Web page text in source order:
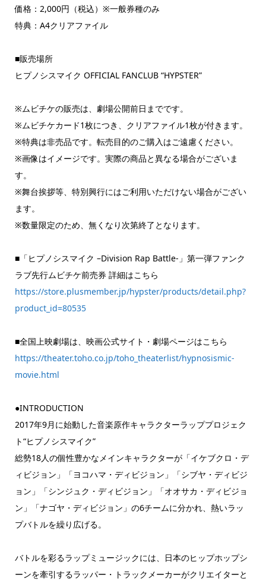
価格：2,000円（税込）※一般券種のみ
特典：A4クリアファイル
■販売場所
ヒプノシスマイク OFFICIAL FANCLUB “HYPSTER”
※ムビチケの販売は、劇場公開前日までです。
※ムビチケカード1枚につき、クリアファイル1枚が付きます。
※特典は非売品です。転売目的のご購入はご遠慮ください。
※画像はイメージです。実際の商品と異なる場合がございま
す。
※舞台挨拶等、特別興行にはご利用いただけない場合がござい
ます。
※数量限定のため、無くなり次第終了となります。
■「ヒプノシスマイク –Division Rap Battle-」第一弾ファンク
ラブ先行ムビチケ前売券 詳細はこちら
https://store.plusmember.jp/hypster/products/detail.php?
product_id=80535
■全国上映劇場は、映画公式サイト・劇場ページはこちら
https://theater.toho.co.jp/toho_theaterlist/hypnosismic-
movie.html
●INTRODUCTION
2017年9月に始動した音楽原作キャラクターラッププロジェク
ト“ヒプノシスマイク”
総勢18人の個性豊かなメインキャラクターが「イケブクロ・デ
ィビジョン」「ヨコハマ・ディビジョン」「シブヤ・ディビジ
ョン」「シンジュク・ディビジョン」「オオサカ・ディビジョ
ン」「ナゴヤ・ディビジョン」の6チームに分かれ、熱いラッ
プバトルを繰り広げる。
バトルを彩るラップミュージックには、日本のヒップホップシ
ーンを牽引するラッパー・トラックメーカーがクリエイターと